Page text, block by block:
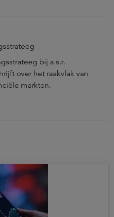
bij a.s.r.
over het raakvlak van
markten.